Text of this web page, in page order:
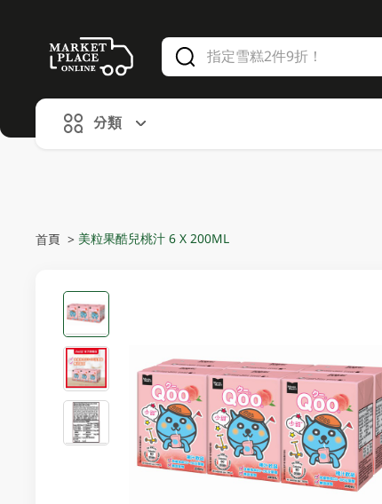
alid Until 30 June 2026
分類
首頁 > 美粒果酷兒桃汁 6 X 200ML